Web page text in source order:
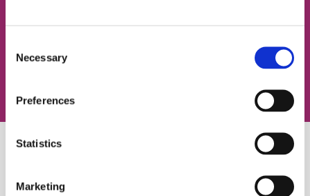
Selection
Necessary
Preferences
Statistics
Marketing